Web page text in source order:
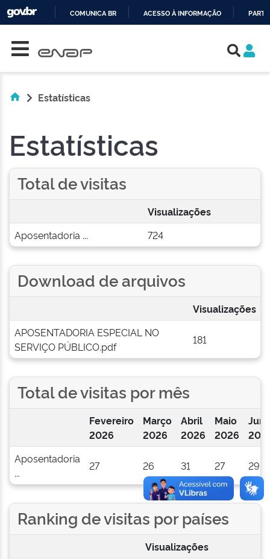
COMUNICA BR ACESSO À INFORMAÇÃO
Estatísticas
Estatísticas
Total de visitas
Visualizações
Aposentadoria ...
724
Download de arquivos
Visualizações
APOSENTADORIA ESPECIAL NO
SERVIÇO PÚBLICO.pdf
181
Total de visitas por mês
Fevereiro
2026
Março
2026
Abril
2026
Maio
2026
Aposentadoria
...
27 26 31 27 29
Ranking de visitas por países
Visualizações